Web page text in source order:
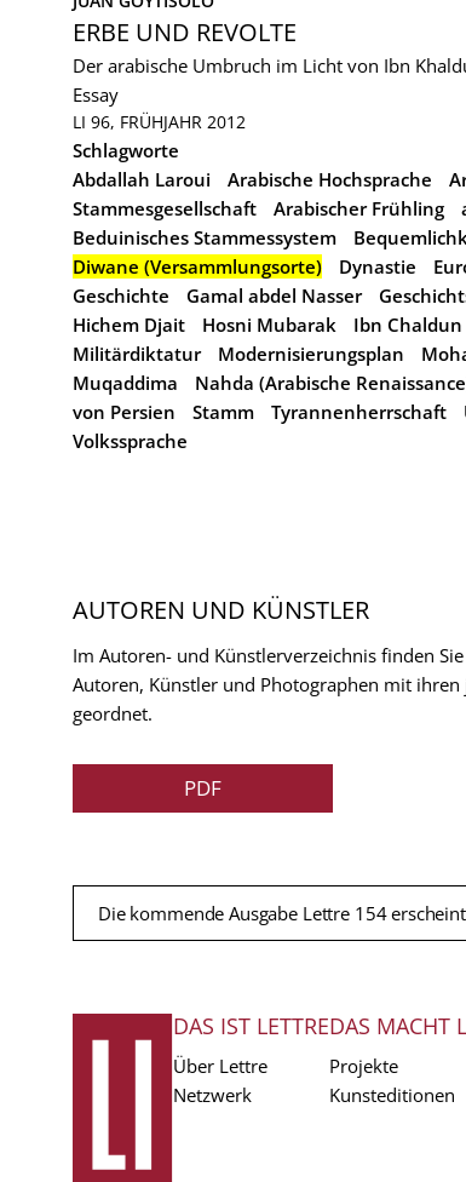
ERBE UND REVOLTE
Der arabische Umbruch im Licht von Ibn
Essay
LI 96, FRÜHJAHR 2012
Schlagworte
Abdallah Laroui
Arabische Hochsprache
Stammesgesellschaft
Arabischer Frühling
Beduinisches Stammessystem
Diwane (Versammlungsorte)
Dynastie
Geschichte
Gamal abdel Nasser
Hichem Djait
Hosni Mubarak Ibn Chaldun
Militärdiktatur
Modernisierungsplan
Muqaddima
Nahda (Arabische
von Persien
Stamm Tyrannenherrschaft
Volkssprache
AUTOREN UND KÜNSTLER
Im Autoren- und Künstlerverzeichnis finden
Autoren, Künstler und Photographen mit
geordnet.
PDF
Die kommende Ausgabe Lettre 154
FUSSZEILE
DAS IST LETTRE
Über Lettre
Netzwerk
DAS MACHT
Projekte
Kunsteditionen